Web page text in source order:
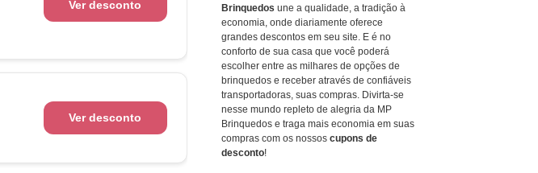
Ver desconto
Ver desconto
Brinquedos une a qualidade, a tradição à
economia, onde diariamente oferece
grandes descontos em seu site. E é no
conforto de sua casa que você poderá
escolher entre as milhares de opções de
brinquedos e receber através de confiáveis
transportadoras, suas compras. Divirta-se
nesse mundo repleto de alegria da MP
Brinquedos e traga mais economia em suas
compras com os nossos cupons de
desconto!